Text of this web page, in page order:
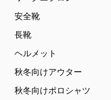
安全靴
長靴
ヘルメット
秋冬向けアウター
秋冬向けポロシャツ